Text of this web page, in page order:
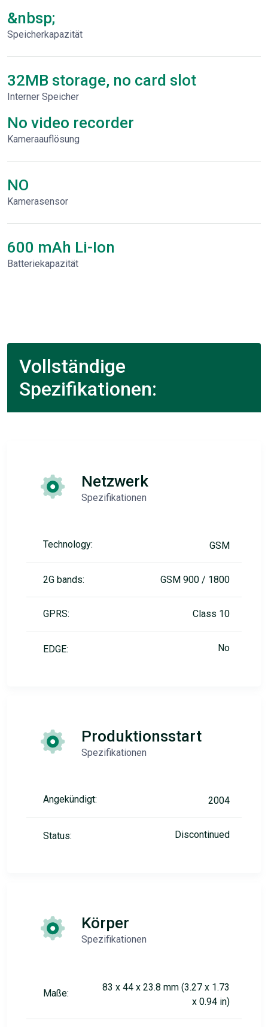
&nbsp;
Speicherkapazität
32MB storage, no card slot
Interner Speicher
No video recorder
Kameraauflösung
NO
Kamerasensor
600 mAh Li-Ion
Batteriekapazität
Vollständige
Spezifikationen:
Netzwerk
Spezifikationen
Technology: GSM
2G bands: GSM 900 / 1800
GPRS: Class 10
EDGE: No
Produktionsstart
Spezifikationen
Angekündigt: 2004
Status: Discontinued
Körper
Spezifikationen
Maße:
83 x 44 x 23.8 mm (3.27 x 1.73
x 0.94 in)